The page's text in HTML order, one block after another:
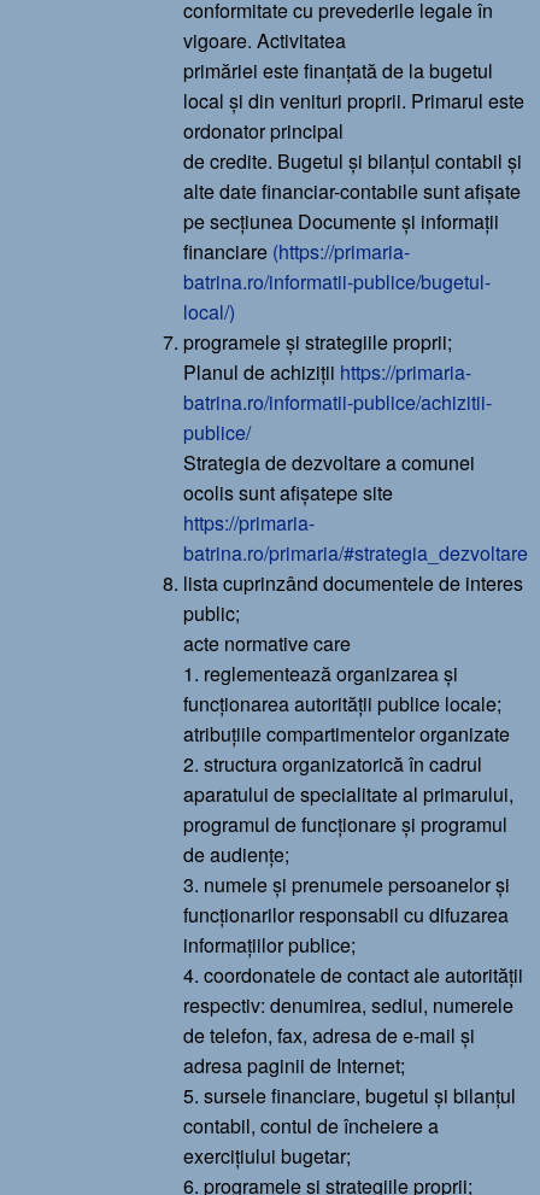
conformitate cu prevederile legale în
vigoare. Activitatea
primăriei este finanțată de la bugetul
local și din venituri proprii. Primarul este
ordonator principal
de credite. Bugetul și bilanțul contabil și
alte date financiar-contabile sunt afișate
pe secțiunea Documente și informații
financiare (https://primaria-
batrina.ro/informatii-publice/bugetul-
local/)
programele și strategiile proprii;
Planul de achiziții https://primaria-
batrina.ro/informatii-publice/achizitii-
publice/
Strategia de dezvoltare a comunei
ocolis sunt afișatepe site
https://primaria-
batrina.ro/primaria/#strategia_dezvoltare
lista cuprinzând documentele de interes
public;
acte normative care
1. reglementează organizarea și
funcționarea autorității publice locale;
atribuțiile compartimentelor organizate
2. structura organizatorică în cadrul
aparatului de specialitate al primarului,
programul de funcționare și programul
de audiențe;
3. numele și prenumele persoanelor și
funcționarilor responsabil cu difuzarea
informațiilor publice;
4. coordonatele de contact ale autorității
respectiv: denumirea, sediul, numerele
de telefon, fax, adresa de e-mail și
adresa paginii de Internet;
5. sursele financiare, bugetul și bilanțul
contabil, contul de încheiere a
exercițiului bugetar;
6. programele și strategiile proprii;